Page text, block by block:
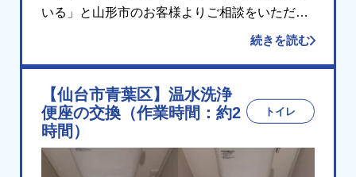
いる」と山形市のお客様よりご相談をいただき
ました。 現場にお伺いしてタンク内部を点検し
に経年劣 […]
続きを読む
【仙台市青葉区】温水洗浄
便座の交換（作業時間：約2
時間）
トイレ